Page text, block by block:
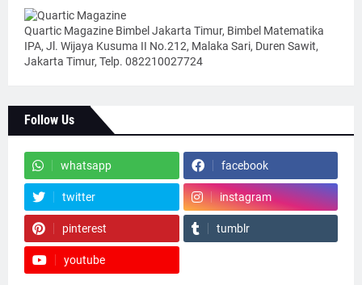
Quartic Magazine Bimbel Jakarta Timur, Bimbel Matematika
IPA, Jl. Wijaya Kusuma II No.212, Malaka Sari, Duren Sawit,
Jakarta Timur, Telp. 082210027724
Follow Us
whatsapp facebook
twitter instagram
pinterest tumblr
youtube